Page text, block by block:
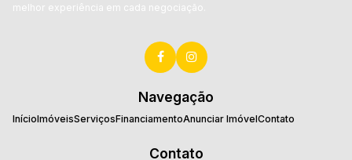
melhor experiência em cada negociação.
Navegação
InícioImóveisServiçosFinanciamentoAnunciar ImóvelContato
Contato